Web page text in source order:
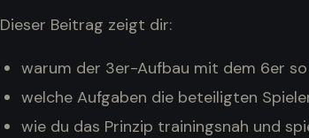
Dieser Beitrag zeigt dir:
warum der 3er-Aufbau mit dem 6er
welche Aufgaben die beteiligten
wie du das Prinzip trainingsnah und